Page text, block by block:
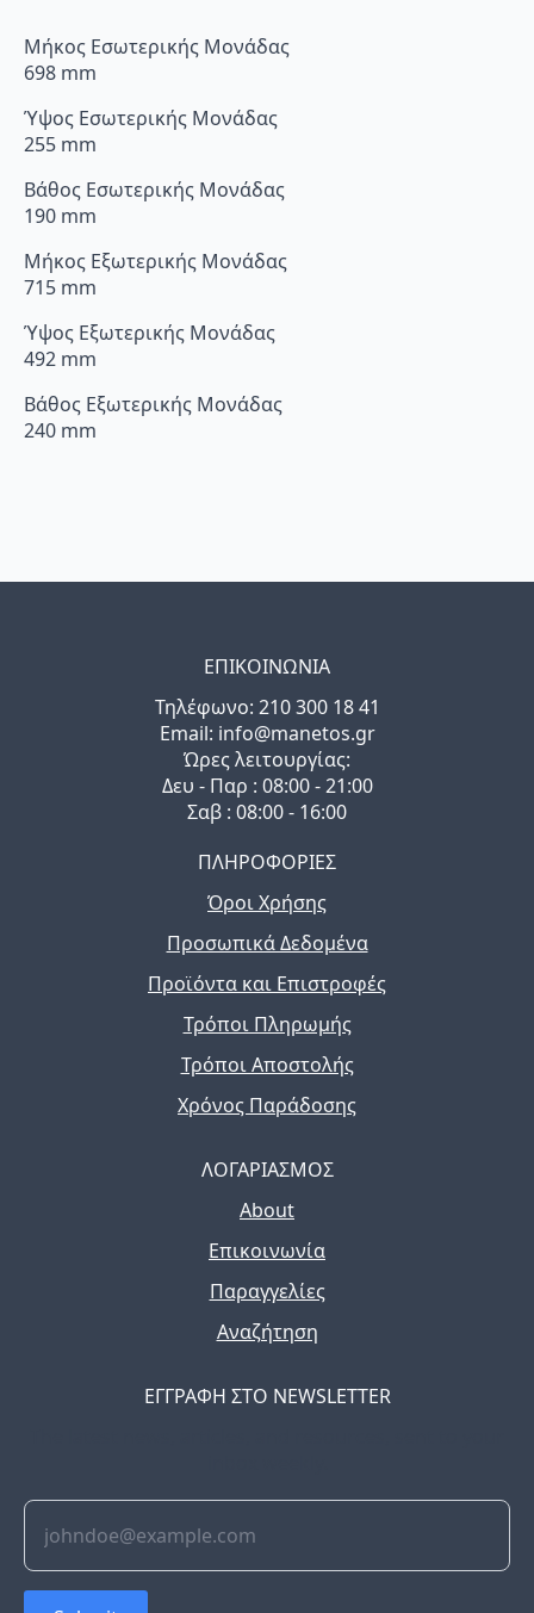
Μήκος Εσωτερικής Μονάδας
698 mm
Ύψος Εσωτερικής Μονάδας
255 mm
Βάθος Εσωτερικής Μονάδας
190 mm
Μήκος Εξωτερικής Μονάδας
715 mm
Ύψος Εξωτερικής Μονάδας
492 mm
Βάθος Εξωτερικής Μονάδας
240 mm
ΕΠΙΚΟΙΝΩΝΙΑ
Τηλέφωνo: 210 300 18 41
Email: info@manetos.gr
Ώρες λειτουργίας:
Δευ - Παρ : 08:00 - 21:00
Σαβ : 08:00 - 16:00
ΠΛΗΡΟΦΟΡΙΕΣ
Όροι Χρήσης
Προσωπικά Δεδομένα
Προϊόντα και Επιστροφές
Τρόποι Πληρωμής
Τρόποι Αποστολής
Χρόνος Παράδοσης
ΛΟΓΑΡΙΑΣΜΟΣ
About
Επικοινωνία
Παραγγελίες
Αναζήτηση
ΕΓΓΡΑΦΗ ΣΤΟ NEWSLETTER